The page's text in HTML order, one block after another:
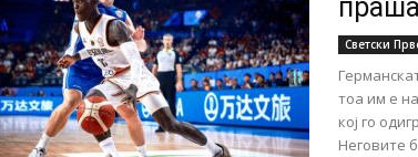
Светски
тоа им е
кој го
Неговите